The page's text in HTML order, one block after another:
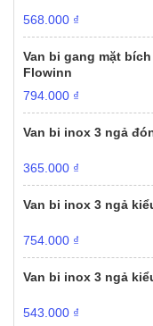
568.000 ₫
Van bi gang mặt
Flowinn
794.000 ₫
Van bi inox 3 ngả
365.000 ₫
Van bi inox 3 ngả
754.000 ₫
Van bi inox 3 ngả
543.000 ₫